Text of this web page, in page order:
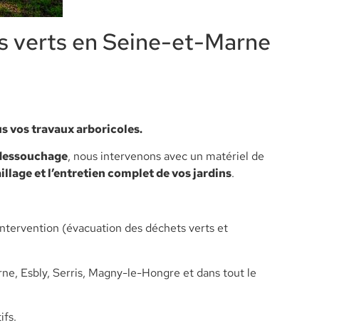
verts en Seine-et-Marne
vos travaux arboricoles.
, nous intervenons avec un matériel de
et l’entretien complet de vos jardins.
(évacuation des déchets verts et
Esbly, Serris, Magny-le-Hongre et dans tout le